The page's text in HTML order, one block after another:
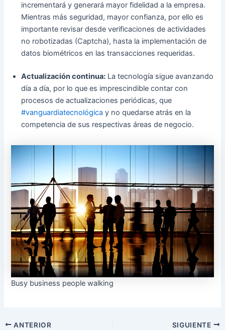
incrementará y generará mayor fidelidad a la empresa.
Mientras más seguridad, mayor confianza, por ello es
importante revisar desde verificaciones de actividades
no robotizadas (Captcha), hasta la implementación de
datos biométricos en las transacciones requeridas.
Actualización continua: La tecnología sigue avanzando
día a día, por lo que es imprescindible contar con
procesos de actualizaciones periódicas, que
#vanguardiatecnológica y no quedarse atrás en la
competencia de sus respectivas áreas de negocio.
Busy business people walking
ANTERIOR SIGUIENTE